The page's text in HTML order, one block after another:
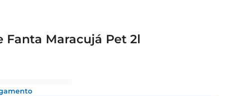
Fanta Maracujá Pet 2l